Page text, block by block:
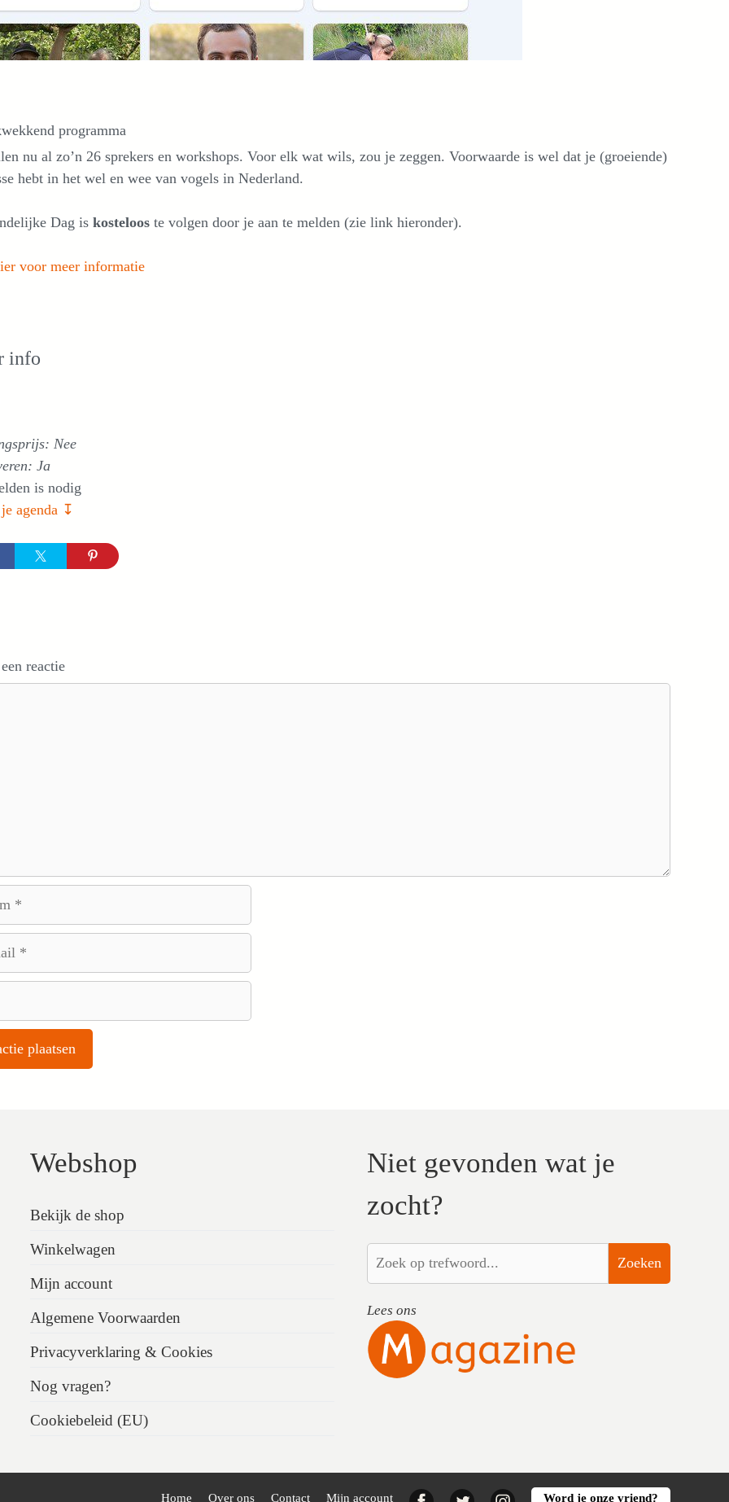
programma
nu al zo’n 26 sprekers en workshops. Voor elk wat wils, zou je zeggen. Voorwaarde is wel dat je (groeiende)
hebt in het wel en wee van vogels in Nederland.
Dag is kosteloos te volgen door je aan te melden (zie link hieronder).
voor meer informatie
info
Nee
Ja
is nodig
agenda ↧
reactie
Webshop
Bekijk de shop
Winkelwagen
Mijn account
Algemene Voorwaarden
Privacyverklaring & Cookies
Nog vragen?
Cookiebeleid (EU)
Niet gevonden wat je
zocht?
Zoeken
Lees ons
Home Over ons Contact Mijn account FacebookTwitter InstagramWord je onze vriend?